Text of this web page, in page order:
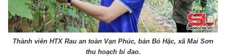
Thành viên HTX Rau an toàn Vạn Phúc, bản Bó Hặc, xã Mai Sơn
thu hoạch bí đao.